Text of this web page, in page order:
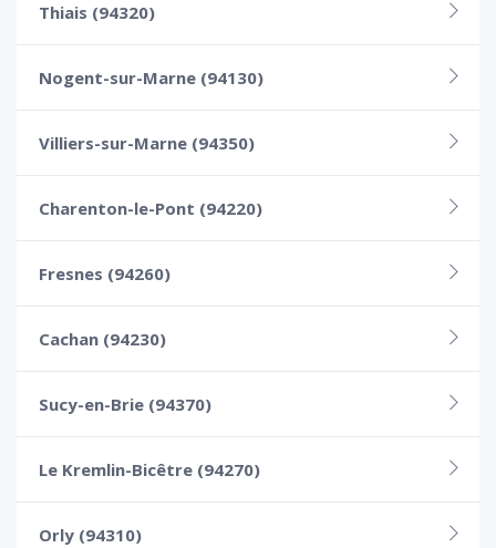
Thiais (94320)
Nogent-sur-Marne (94130)
Villiers-sur-Marne (94350)
Charenton-le-Pont (94220)
Fresnes (94260)
Cachan (94230)
Sucy-en-Brie (94370)
Le Kremlin-Bicêtre (94270)
Orly (94310)